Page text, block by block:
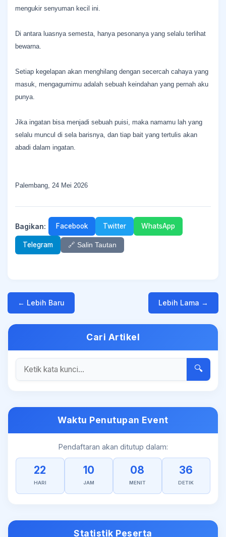
mengukir senyuman kecil ini.
Di antara luasnya semesta, hanya pesonanya yang selalu terlihat
bewarna.
Setiap kegelapan akan menghilang dengan secercah cahaya yang
masuk, mengagumimu adalah sebuah keindahan yang pernah aku
punya.
Jika ingatan bisa menjadi sebuah puisi, maka namamu lah yang
selalu muncul di sela barisnya, dan tiap bait yang tertulis akan
abadi dalam ingatan.
Palembang, 24 Mei 2026
Bagikan: Facebook Twitter WhatsApp
Telegram 🔗 Salin Tautan
← Lebih Baru Lebih Lama →
Cari Artikel
🔍
Waktu Penutupan Event
Pendaftaran akan ditutup dalam:
22
HARI
10
JAM
08
MENIT
36
DETIK
Statistik Peserta